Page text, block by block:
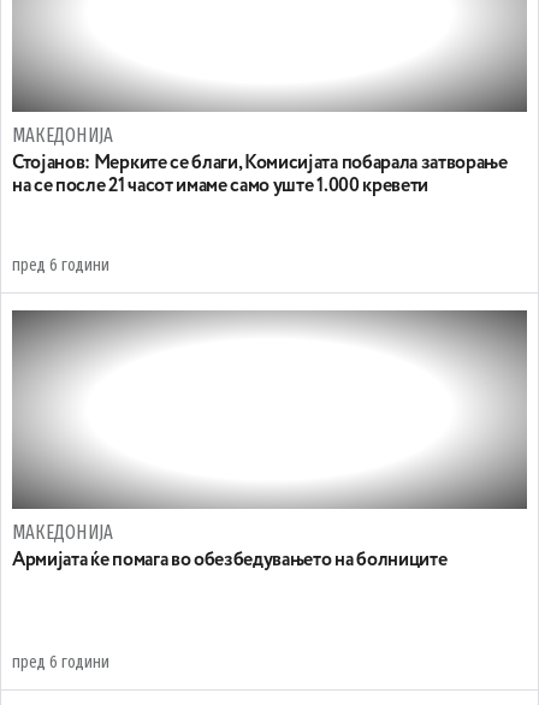
МАКЕДОНИЈА
Стојанов: Мерките се благи, Комисијата побарала затворање
на се после 21 часот имаме само уште 1.000 кревети
пред 6 години
МАКЕДОНИЈА
Армијата ќе помага во обезбедувањето на болниците
пред 6 години